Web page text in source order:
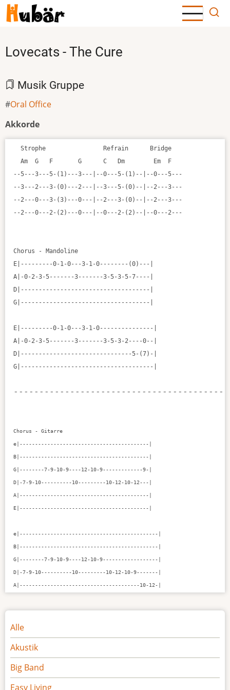
Direkt
zum
Lovecats - The Cure
Musik Gruppe
Oral Office
Akkorde
  Strophe                Refrain      Bridge
  Am  G   F       G      C   Dm        Em  F
--5---3---5-(1)---3---|--0---5-(1)--|--0---5---
--3---2---3-(0)---2---|--3---5-(0)--|--2---3---
--2---0---3-(3)---0---|--2---3-(0)--|--2---3---
--2---0---2-(2)---0---|--0---2-(2)--|--0---2---
Chorus - Mandoline
E|---------0-1-0---3-1-0--------(0)---|
A|-0-2-3-5-------3-------3-5-3-5-7----|
D|------------------------------------|
G|------------------------------------|
E|---------0-1-0---3-1-0---------------|
A|-0-2-3-5-------3-------3-5-3-2----0--|
D|-------------------------------5-(7)-|
Chorus - Gitarre
e|------------------------------------------|
B|------------------------------------------|
G|--------7-9-10-9----12-10-9-------------9-|
D|-7-9-10----------10---------10-12-10-12---|
A|------------------------------------------|
E|------------------------------------------|
e|---------------------------------------------|
B|---------------------------------------------|
G|--------7-9-10-9----12-10-9------------------|
D|-7-9-10----------10---------10-12-10-9-------|
A|---------------------------------------10-12-|
Noten
Alle
Akustik
Big Band
Easy Living